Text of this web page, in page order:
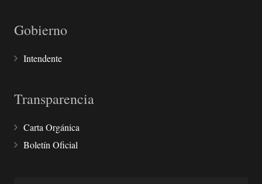
Gobierno
Intendente
Transparencia
Carta Orgánica
Boletín Oficial